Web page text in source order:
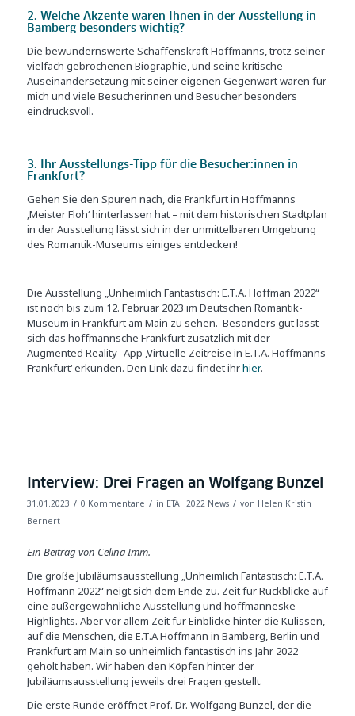
2. Welche Akzente waren Ihnen in der Ausstellung in
Bamberg besonders wichtig?
Die bewundernswerte Schaffenskraft Hoffmanns, trotz seiner
vielfach gebrochenen Biographie, und seine kritische
Auseinandersetzung mit seiner eigenen Gegenwart waren für
mich und viele Besucherinnen und Besucher besonders
eindrucksvoll.
3. Ihr Ausstellungs-Tipp für die Besucher:innen in
Frankfurt?
Gehen Sie den Spuren nach, die Frankfurt in Hoffmanns
‚Meister Floh‘ hinterlassen hat – mit dem historischen Stadtplan
in der Ausstellung lässt sich in der unmittelbaren Umgebung
des Romantik-Museums einiges entdecken!
Die Ausstellung „Unheimlich Fantastisch: E.T.A. Hoffman 2022“
ist noch bis zum 12. Februar 2023 im Deutschen Romantik-
Museum in Frankfurt am Main zu sehen. Besonders gut lässt
sich das hoffmannsche Frankfurt zusätzlich mit der
Augmented Reality -App ‚Virtuelle Zeitreise in E.T.A. Hoffmanns
Frankfurt‘ erkunden. Den Link dazu findet ihrhier.
Interview: Drei Fragen an Wolfgang Bunzel
31.01.2023 / 0 Kommentare / in ETAH2022 News / von Helen Kristin
Bernert
Ein Beitrag von Celina Imm.
Die große Jubiläumsausstellung „Unheimlich Fantastisch: E.T.A.
Hoffmann 2022“ neigt sich dem Ende zu. Zeit für Rückblicke auf
eine außergewöhnliche Ausstellung und hoffmanneske
Highlights. Aber vor allem Zeit für Einblicke hinter die Kulissen,
auf die Menschen, die E.T.A Hoffmann in Bamberg, Berlin und
Frankfurt am Main so unheimlich fantastisch ins Jahr 2022
geholt haben. Wir haben den Köpfen hinter der
Jubiläumsausstellung jeweils drei Fragen gestellt.
Die erste Runde eröffnet Prof. Dr. Wolfgang Bunzel, der die